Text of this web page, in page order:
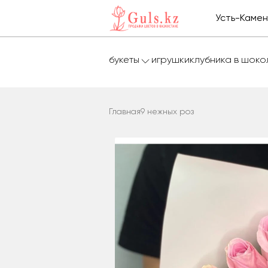
Усть-
букеты игрушкиклубника в
Главная9 нежных роз